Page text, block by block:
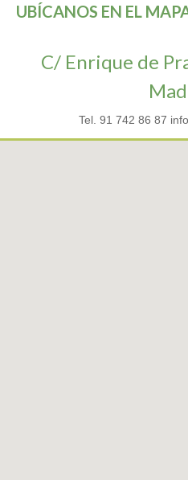
UBÍCANOS EN EL
C/ Enrique de
Tel. 91 742 86 87